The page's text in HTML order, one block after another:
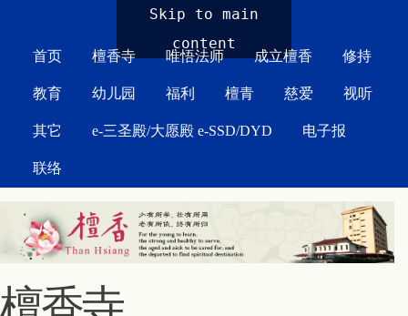
Skip to main
content
首页 檀香寺 唯悟法师 成立檀香 修持
教育 幼儿园 福利 檀青 慈爱 视听
其它 e-三圣殿/大愿殿 e-SSD/DYD 电子报
联络